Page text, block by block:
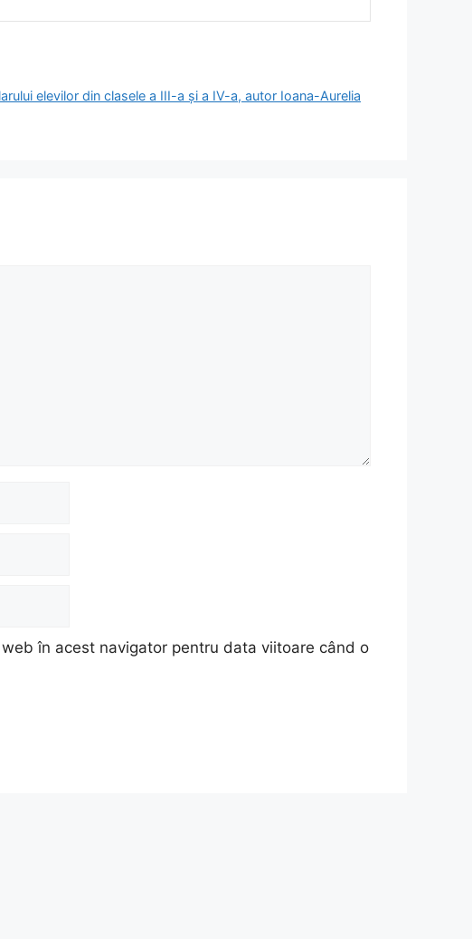
elevilor din clasele a III-a şi a IV-a, autor Ioana-Aurelia
în acest navigator pentru data viitoare când o